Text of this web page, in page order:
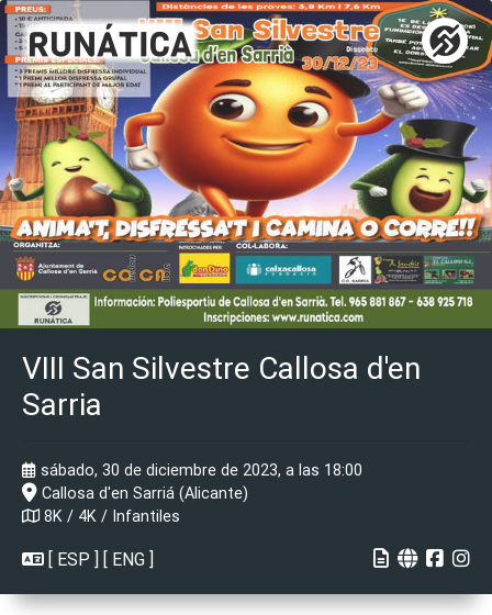
VIII San Silvestre Callosa d'en
Sarria
sábado, 30 de diciembre de 2023, a las 18:00
Callosa d'en Sarriá (Alicante)
8K / 4K / Infantiles
[ ESP ] [ ENG ]